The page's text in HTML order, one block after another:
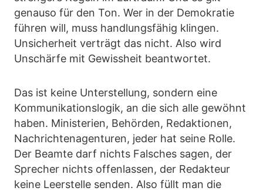
genauso für den Ton. Wer in der Demokratie
führen will, muss handlungsfähig klingen.
Unsicherheit verträgt das nicht. Also wird
Unschärfe mit Gewissheit beantwortet.
Das ist keine Unterstellung, sondern eine
Kommunikationslogik, an die sich alle gewöhnt
haben. Ministerien, Behörden, Redaktionen,
Nachrichtenagenturen, jeder hat seine Rolle.
Der Beamte darf nichts Falsches sagen, der
Sprecher nichts offenlassen, der Redakteur
keine Leerstelle senden. Also füllt man die